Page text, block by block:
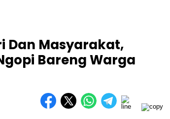
Dan Masyarakat,
Bareng Warga